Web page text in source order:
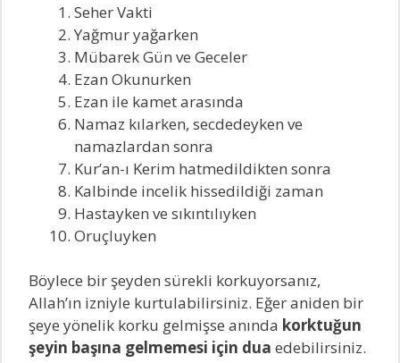
Seher Vakti
Yağmur yağarken
Mübarek Gün ve Geceler
Ezan Okunurken
Ezan ile kamet arasında
Namaz kılarken, secdedeyken ve
namazlardan sonra
Kur’an-ı Kerim hatmedildikten sonra
Kalbinde incelik hissedildiği zaman
Hastayken ve sıkıntılıyken
Oruçluyken
Böylece bir şeyden sürekli korkuyorsanız,
Allah’ın izniyle kurtulabilirsiniz. Eğer aniden bir
şeye yönelik korku gelmişse anında korktuğun
şeyin başına gelmemesi için dua edebilirsiniz.